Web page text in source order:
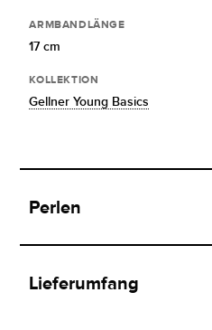
ARMBANDLÄNGE
17 cm
KOLLEKTION
Gellner Young Basics
Perlen
Lieferumfang